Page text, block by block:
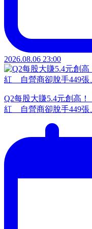
2026.08.06 23:00
Q2每股大賺5.4元創高
紅 自營商卻脫手449張